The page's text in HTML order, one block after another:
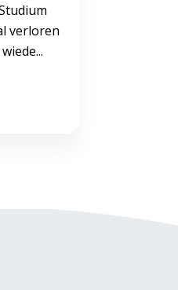
verloren